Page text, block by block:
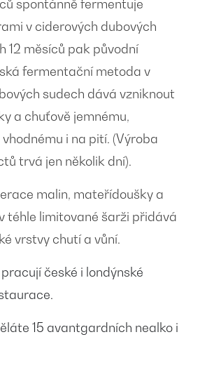
spontánně fermentuje
v ciderových dubových
12 měsíců pak původní
fermentační metoda v
sudech dává vzniknout
a chuťově jemnému,
i na pití. (Výroba
trvá jen několik dní).
malin, mateřídoušky a
téhle limitované šarži přidává
vrstvy chutí a vůní.
pracují české i londýnské
15 avantgardních nealko i